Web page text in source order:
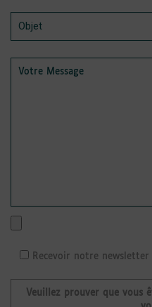
Recevoir notre newsletter
Veuillez prouver que vous